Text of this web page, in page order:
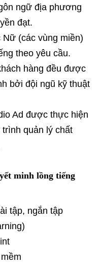
ngữ địa phương
đạt.
(các vùng miền)
theo yêu cầu.
hàng đều được
bởi đội ngũ kỹ thuật
Ad được thực hiện
quản lý chất
minh lồng tiếng
tập, ngắn tập